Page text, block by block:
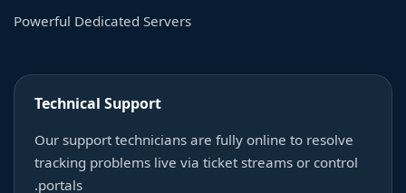
Powerful Dedicated Servers
Technical Support
Our support technicians are fully online to resolve
tracking problems live via ticket streams or control
portals.